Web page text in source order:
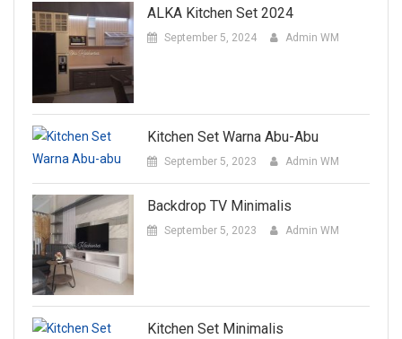
ALKA Kitchen Set 2024
September 5, 2024 Admin WM
Kitchen Set Warna Abu-Abu
September 5, 2023 Admin WM
Backdrop TV Minimalis
September 5, 2023 Admin WM
Kitchen Set Minimalis